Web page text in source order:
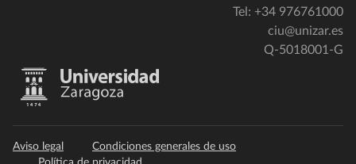
Tel: +34 976761000
ciu@unizar.es
Q-5018001-G
Aviso legal
Condiciones generales de uso